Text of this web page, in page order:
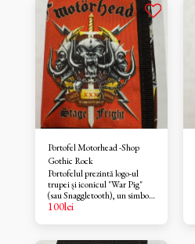
Portofel Motorhead -Shop
Gothic Rock
Portofelul prezintă logo-ul
trupei și iconicul "War Pig"
(sau Snaggletooth), un simbol
recurent al trupei, alături de
este bazat pe grafica folosită
pentru lansarea DVD-ului live
100lei